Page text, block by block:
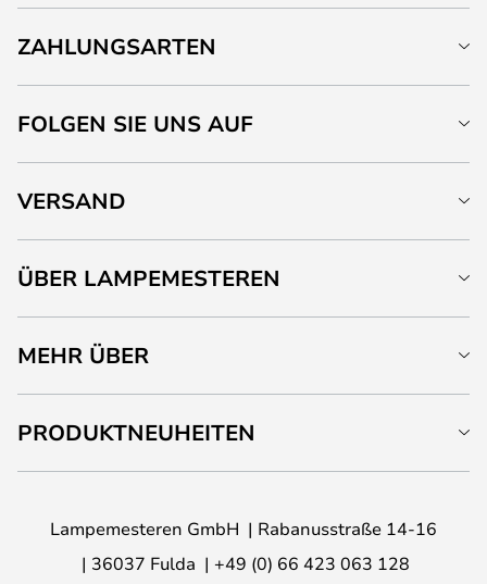
ZAHLUNGSARTEN
FOLGEN SIE UNS AUF
VERSAND
ÜBER LAMPEMESTEREN
MEHR ÜBER
PRODUKTNEUHEITEN
Lampemesteren GmbH
Rabanusstraße 14-16
36037 Fulda
+49 (0) 66 423 063 128